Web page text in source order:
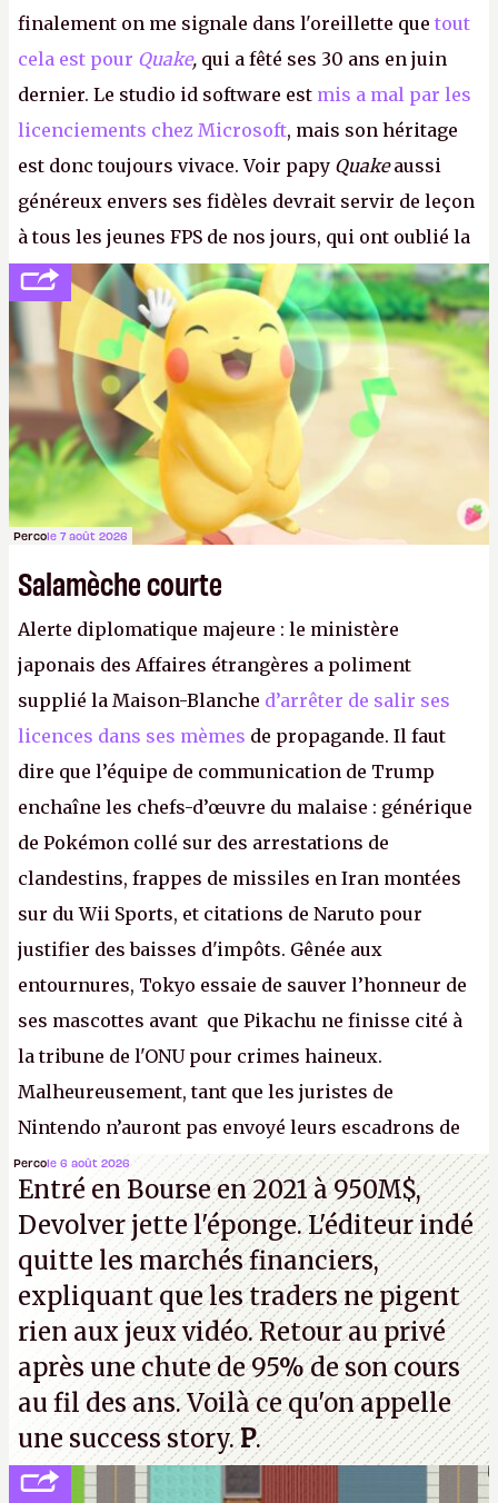
finalement on me signale dans l'oreillette que tout
cela est pour Quake, qui a fêté ses 30 ans en juin
dernier. Le studio id software est mis a mal par les
licenciements chez Microsoft, mais son héritage
est donc toujours vivace. Voir papy Quakeaussi
généreux envers ses fidèles devrait servir de leçon
à tous les jeunes FPS de nos jours, qui ont oublié la
politesse et le respect envers leurs joueurs et les
anciens. Il leur faudrait une bonne guerre des
consoles à ces petits cons !
Percole 7 août 2026
Salamèche courte
Alerte diplomatique majeure : le ministère
japonais des Affaires étrangères a poliment
supplié la Maison-Blanche d’arrêter de salir ses
licences dans ses mèmes de propagande. Il faut
dire que l’équipe de communication de Trump
enchaîne les chefs-d’œuvre du malaise : générique
de Pokémon collé sur des arrestations de
clandestins, frappes de missiles en Iran montées
sur du Wii Sports, et citations de Naruto pour
justifier des baisses d'impôts. Gênée aux
entournures, Tokyo essaie de sauver l’honneur de
ses mascottes avant que Pikachu ne finisse cité à
la tribune de l'ONU pour crimes haineux.
Malheureusement, tant que les juristes de
Nintendo n’auront pas envoyé leurs escadrons de
la mort judiciaires pour distribuer du copyright
strike à tour de bras, l'Oncle Sam continuera
d'étaler sa confiture intellectuelle sur vos
souvenirs d'enfance.P.
Percole 6 août 2026
Entré en Bourse en 2021 à 950M$,
Devolver jette l'éponge. L'éditeur indé
quitte les marchés financiers,
expliquant que les traders ne pigent
rien aux jeux vidéo. Retour au privé
après une chute de 95% de son cours
au fil des ans. Voilà ce qu'on appelle
une success story.P.